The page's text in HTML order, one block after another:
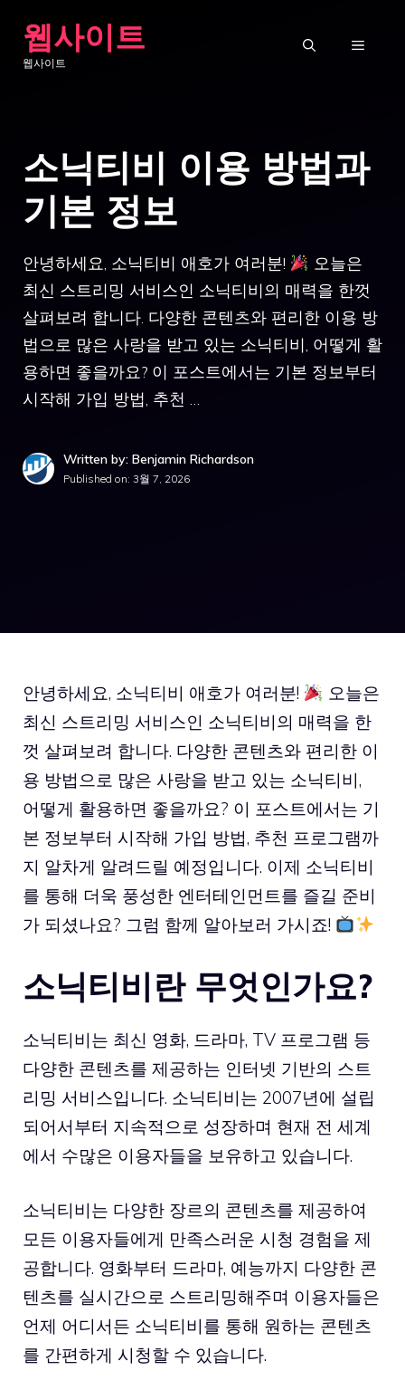
content
웹사이트
웹사이트
MENU
소닉티비 이용 방법과
기본 정보
안녕하세요, 소닉티비 애호가 여러분!
오늘은
최신 스트리밍 서비스인 소닉티비의 매력을 한껏
살펴보려 합니다. 다양한 콘텐츠와 편리한 이용 방
법으로 많은 사랑을 받고 있는 소닉티비, 어떻게 활
용하면 좋을까요? 이 포스트에서는 기본 정보부터
시작해 가입 방법, 추천 …
Written by: Benjamin Richardson
Published on: 3월 7, 2026
안녕하세요, 소닉티비 애호가 여러분!
오늘은
최신 스트리밍 서비스인 소닉티비의 매력을 한
껏 살펴보려 합니다. 다양한 콘텐츠와 편리한 이
용 방법으로 많은 사랑을 받고 있는 소닉티비,
어떻게 활용하면 좋을까요? 이 포스트에서는 기
본 정보부터 시작해 가입 방법, 추천 프로그램까
지 알차게 알려드릴 예정입니다. 이제 소닉티비
를 통해 더욱 풍성한 엔터테인먼트를 즐길 준비
가 되셨나요? 그럼 함께 알아보러 가시죠!
소닉티비란 무엇인가요?
소닉티비는 최신 영화, 드라마, TV 프로그램 등
다양한 콘텐츠를 제공하는 인터넷 기반의 스트
리밍 서비스입니다. 소닉티비는 2007년에 설립
되어서부터 지속적으로 성장하며 현재 전 세계
에서 수많은 이용자들을 보유하고 있습니다.
소닉티비는 다양한 장르의 콘텐츠를 제공하여
모든 이용자들에게 만족스러운 시청 경험을 제
공합니다. 영화부터 드라마, 예능까지 다양한 콘
텐츠를 실시간으로 스트리밍해주며 이용자들은
언제 어디서든 소닉티비를 통해 원하는 콘텐츠
를 간편하게 시청할 수 있습니다.